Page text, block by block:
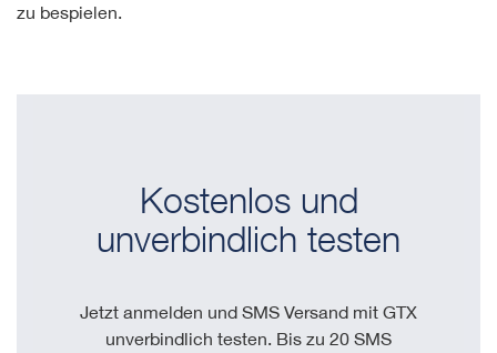
zu bespielen.
Kostenlos und
unverbindlich testen
Jetzt anmelden und SMS Versand mit GTX
unverbindlich testen. Bis zu 20 SMS